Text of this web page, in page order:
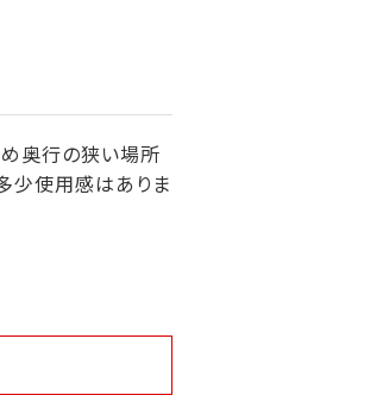
め奥行の狭い場所
少使用感はありま